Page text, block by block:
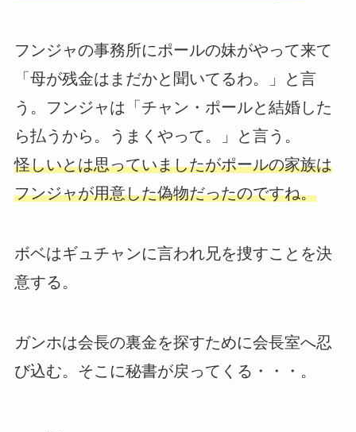
フンジャの事務所にポールの妹がやって来て
「母が残金はまだかと聞いてるわ。」と言
う。フンジャは「チャン・ポールと結婚した
ら払うから。うまくやって。」と言う。
怪しいとは思っていましたがポールの家族は
フンジャが用意した偽物だったのですね。
ボベはギュチャンに言われ兄を捜すことを決
意する。
ガンホは会長の裏金を探すために会長室へ忍
び込む。そこに秘書が戻ってくる・・・。